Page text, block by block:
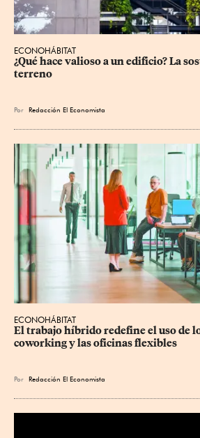
ECONOHÁBITAT
¿Qué hace valioso a un edificio? La
terreno
Por Redacción El Economista
ECONOHÁBITAT
El trabajo híbrido redefine el uso de
coworking y las oficinas flexibles
Por Redacción El Economista